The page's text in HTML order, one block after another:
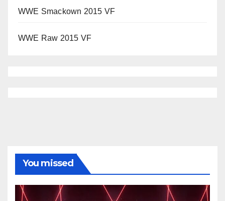
WWE Smackown 2015 VF
WWE Raw 2015 VF
You missed